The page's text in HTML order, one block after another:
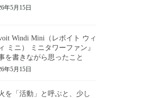
年5月15日
Windi Mini（レボイト ウィ
ミニ） ミニタワーファン』
を書きながら思ったこと
年5月15日
を「活動」と呼ぶと、少し